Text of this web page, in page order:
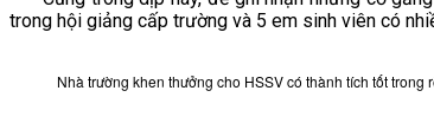
trong hội giảng cấp trường và 5 em sinh viên có
Nhà trường khen thưởng cho HSSV có thành tích tốt trong